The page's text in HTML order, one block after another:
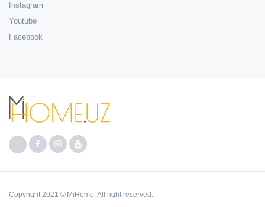
Instagram
Youtube
Facebook
Copyright 2021 © MiHome. All right reserved.